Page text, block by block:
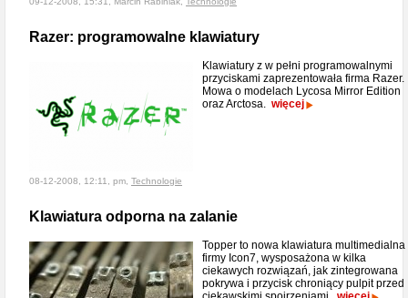
Razer: programowalne klawiatury
Klawiatury z w pełni programowalnymi
przyciskami zaprezentowała firma Razer.
Mowa o modelach Lycosa Mirror Edition
oraz Arctosa. więcej
08-12-2008, 12:11, pm, Technologie
Klawiatura odporna na zalanie
Topper to nowa klawiatura multimedialna
firmy Icon7, wysposażona w kilka
ciekawych rozwiązań, jak zintegrowana
pokrywa i przycisk chroniący pulpit przed